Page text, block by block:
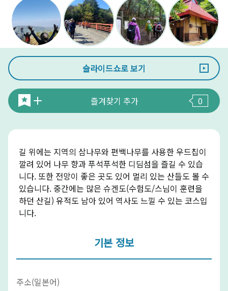
슬라이드쇼로 보기
즐겨찾기 추가 0
길 위에는 지역의 삼나무와 편백나무를 사용한 우드칩이
깔려 있어 나무 향과 푸석푸석한 디딤섬을 즐길 수 있습
니다. 또한 전망이 좋은 곳도 있어 멀리 있는 산들도 볼 수
있습니다. 중간에는 많은 슈겐도(수험도/스님이 훈련을
하던 산길) 유적도 남아 있어 역사도 느낄 수 있는 코스입
니다.
기본 정보
주소(일본어)